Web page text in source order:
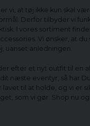
vi, at tøj ikke kun skal
Derfor tilbyder vi
I vores sortiment
Vi ønsker, at
uanset anledningen.
efter et nyt outfit til en
næste eventyr, så har
lavet til at holde, og vi er
som vi gør. Shop nu